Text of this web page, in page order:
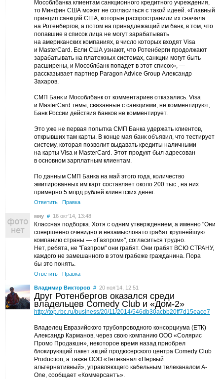
Мособлбанка клиентам санкционного кредитного учреждения,
то Минфин США может не согласиться с такой идеей. «Главный
принцип санкций США, которые распространили их сначала
на Ротенбергов, а потом на принадлежащий им банк, в том, что
попавшие в список лица не могут зарабатывать
на американских компаниях, в число которых входят Visa
и MasterCard. Если США узнают, что Ротенберги продолжают
зарабатывать на платежных системах, санкции могут быть
расширены, и Мособлбанк попадет в этот список», —
рассказывает партнер Paragon Advice Group Александр
Захаров.
СМП Банк и Мособлбанк от комментариев отказались. Visa
и MasterCard темы, связанные с санкциями, не комментируют;
Банк России действия банков не комментирует.
Это уже не первая попытка СМП Банка удержать клиентов,
открывших там карты. В конце мая банк объявил, что тестирует
систему, которая позволит выдавать кредиты наличными
на карты Visa и MasterCard. Этот продукт был адресован
в основном зарплатным клиентам.
По данным СМП Банка на май этого года, количество
эмитированных им карт составляет около 200 тыс., на них
примерно 5 млрд рублей клиентских денег.
Ответить Правка
мяу # 16 окт’14, 13:48
Классная подборка. Хотя с одним утверждением, а именно "Они
совершенно очевидно и незамысловато грабят крупнейшую
компанию страны — «Газпром»", согласиться трудно.
Нет, ребята, не "Газпром" они грабят. Они грабят ВСЮ СТРАНУ,
каждого не замешанного в этом грабеже гражданина. Пора
бы это понять.
Ответить Правка
Владимир Викторов # 20 ноя’14, 12:51
Друг Ротенбергов оказался среди
владельцев Comedy Club и «Дом-2»
http://top.rbc.ru/business/20/11/2014/546db30acbb20ff7d15eace7
Владелец Евразийского трубопроводного консорциума (ЕТК)
Александр Карманов, через свою компанию ООО «Солярис
Промо Продакшн», некоторое время назад приобрел
блокирующий пакет акций продюсерского центра Comedy Club
Production, а также ООО «Телеканал «Первый
альтернативный», управляющего кабельным телеканалом A-
One, сообщает «Коммерсантъ».